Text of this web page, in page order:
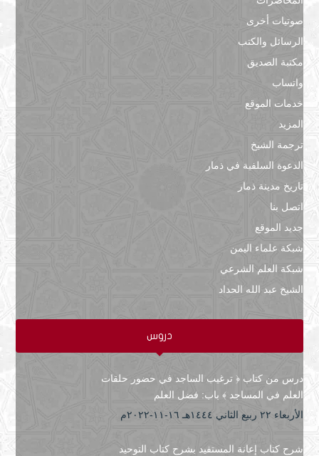
صوتيات أخرى
الرسائل والكتب
مكتبة الصديق
واتساب
خدمات الموقع
المزيد
ترجمة الشيخ
الدعوة السلفية في ذمار
تاريخ مدينة ذمار
اتصل بنا
جديد الموقع
شبكة علماء اليمن
شبكة العلم الشرعي
الشيخ عبد الله الحداد
دروس
درس من كتاب ﴿ ترغيب الساجد في حضور حلقات
العلم في المساجد ﴾ باب: فضل العلم
الأربعاء ۲۲ ربيع الثاني ۱٤٤٤هـ ۱٦-۱۱-۲۰۲۲م
شرح كتاب إعانة المستفيد بشرح كتاب التوحيد